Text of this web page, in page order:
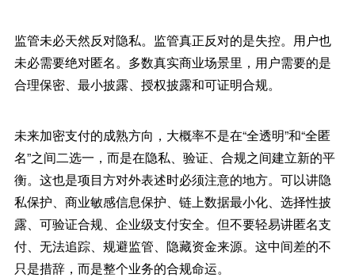
监管未必天然反对隐私。监管真正反对的是失控。用户也
未必需要绝对匿名。多数真实商业场景里，用户需要的是
合理保密、最小披露、授权披露和可证明合规。
未来加密支付的成熟方向，大概率不是在“全透明”和“全匿
名”之间二选一，而是在隐私、验证、合规之间建立新的平
衡。这也是项目方对外表述时必须注意的地方。可以讲隐
私保护、商业敏感信息保护、链上数据最小化、选择性披
露、可验证合规、企业级支付安全。但不要轻易讲匿名支
付、无法追踪、规避监管、隐藏资金来源。这中间差的不
只是措辞，而是整个业务的合规命运。